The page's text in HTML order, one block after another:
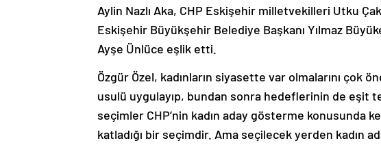
Aylin Nazlı Aka, CHP Eskişehir milletvekilleri Utku
Eskişehir Büyükşehir Belediye Başkanı Yılmaz
Ayşe Ünlüce eşlik etti.
Özgür Özel, kadınların siyasette var olmalarını çok
usulü uygulayıp, bundan sonra hedeflerinin de eşit
seçimler CHP’nin kadın aday gösterme konusunda
katladığı bir seçimdir. Ama seçilecek yerden kadın